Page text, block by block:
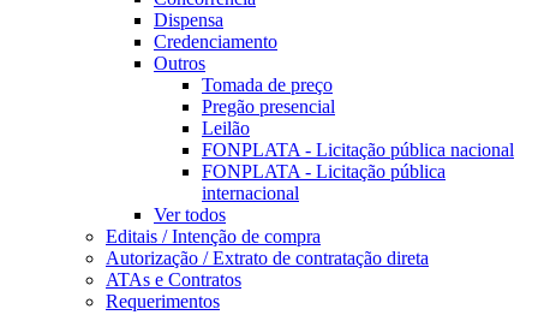
Dispensa
Credenciamento
Outros
Tomada de preço
Pregão presencial
Leilão
FONPLATA - Licitação pública nacional
FONPLATA - Licitação pública
internacional
Ver todos
Editais / Intenção de compra
Autorização / Extrato de contratação direta
ATAs e Contratos
Requerimentos